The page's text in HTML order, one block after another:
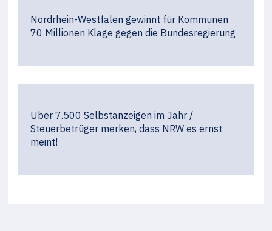
Nordrhein-Westfalen gewinnt für Kommunen
70 Millionen Klage gegen die Bundesregierung
Über 7.500 Selbstanzeigen im Jahr /
Steuerbetrüger merken, dass NRW es ernst
meint!